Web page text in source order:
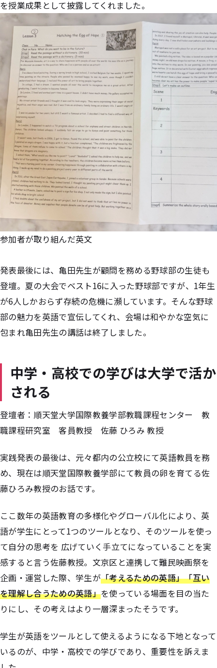
を授業成果として披露してくれました。
参加者が取り組んだ英文
発表最後には、亀田先生が顧問を務める野球部の生徒も
登壇。夏の大会でベスト16に入った野球部ですが、1年生
が6人しかおらず存続の危機に瀕しています。そんな野球
部の魅力を英語で宣伝してくれ、会場は和やかな空気に
包まれ亀田先生の講話は終了しました。
中学・高校での学びは大学で活か
される
登壇者：順天堂大学国際教養学部教職課程センター 教
職課程研究室 客員教授 佐藤 ひろみ 教授
実践発表の最後は、元々都内の公立校にて英語教員を務
め、現在は順天堂国際教養学部にて教員の卵を育てる佐
藤ひろみ教授のお話です。
ここ数年の英語教育の多様化やグローバル化により、英
語が学生にとって1つのツールとなり、そのツールを使っ
て自分の思考を 広げていく手立てになっていることを実
感すると言う佐藤教授。文京区と連携して難民映画祭を
企画・運営した際、学生が「考えるための英語」「互い
を理解し合うための英語」を使っている場面を目の当た
りにし、その考えはより一層深まったそうです。
学生が英語をツールとして使えるようになる下地となって
いるのが、中学・高校での学びであり、重要性を訴えま